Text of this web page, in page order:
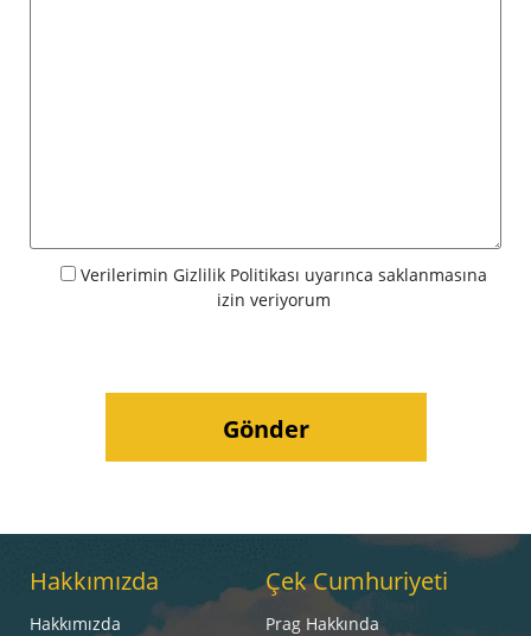
Verilerimin Gizlilik Politikası uyarınca saklanmasına
izin veriyorum
Hakkımızda
Hakkımızda
Çek Cumhuriyeti
Prag Hakkında